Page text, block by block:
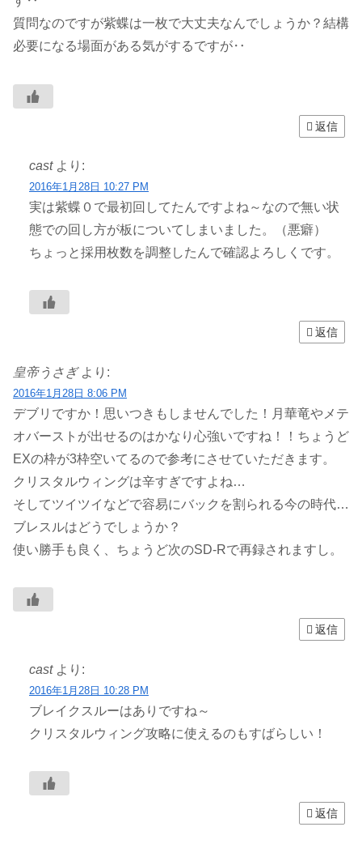
質問なのですが紫蝶は一枚で大丈夫なんでしょうか？結構
必要になる場面がある気がするですが‥
返信
cast より:
2016年1月28日 10:27 PM
実は紫蝶０で最初回してたんですよね～なので無い状
態での回し方が板についてしまいました。（悪癖）
ちょっと採用枚数を調整したんで確認よろしくです。
返信
皇帝うさぎ より:
2016年1月28日 8:06 PM
デブリですか！思いつきもしませんでした！月華竜やメテ
オバーストが出せるのはかなり心強いですね！！ちょうど
EXの枠が3枠空いてるので参考にさせていただきます。
クリスタルウィングは辛すぎですよね…
そしてツイツイなどで容易にバックを割られる今の時代…
ブレスルはどうでしょうか？
使い勝手も良く、ちょうど次のSD-Rで再録されますし。
返信
cast より:
2016年1月28日 10:28 PM
ブレイクスルーはありですね～
クリスタルウィング攻略に使えるのもすばらしい！
返信